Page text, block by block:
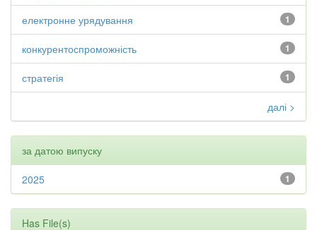
1
електронне урядування
1
конкурентоспроможність
1
стратегія
далі >
за датою випуску
1
2025
Has File(s)